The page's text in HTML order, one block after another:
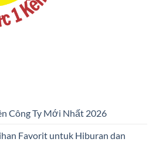
Công Ty Mới Nhất 2026
Favorit untuk Hiburan dan